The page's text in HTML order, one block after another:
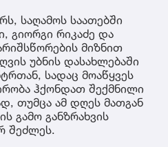
საღამოს საათებში
გიორგი რიკაძე და
მიზნით
უბნის დასახლებაში
სადაც მოაწყვეს
ჰქონდათ შექმნილი
თუმცა ამ დღეს მათგან
გამო განზრახვის
შეძლეს.